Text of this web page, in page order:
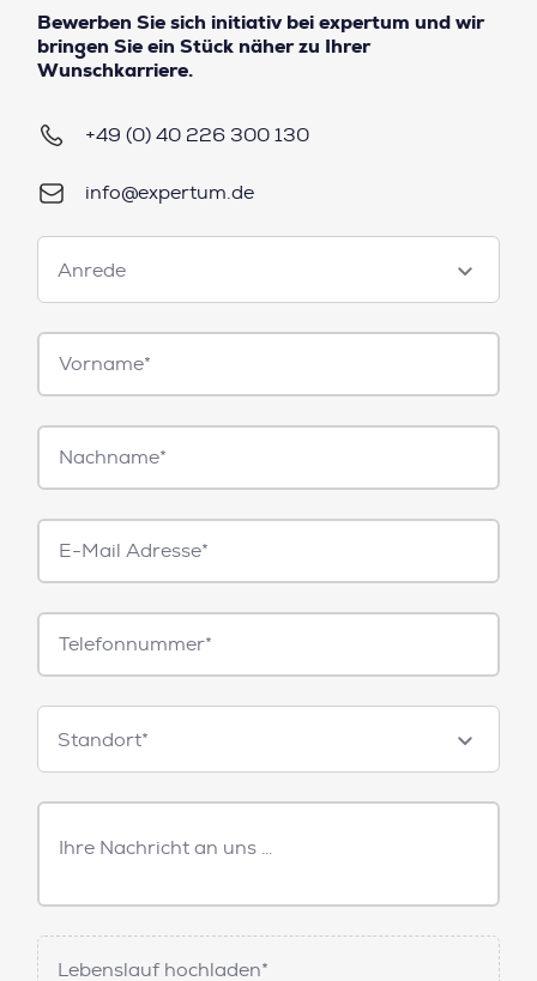
Bewerben Sie sich initiativ bei expertum und wir
bringen Sie ein Stück näher zu Ihrer
Wunschkarriere.
+49 (0) 40 226 300 130
info@expertum.de
Anrede
Anrede
Vorname*
Nachname*
E-
Mail*
Telefonnummer
Standorte
Standort*
Freitext
Nachricht
Lebenslauf hochladen*